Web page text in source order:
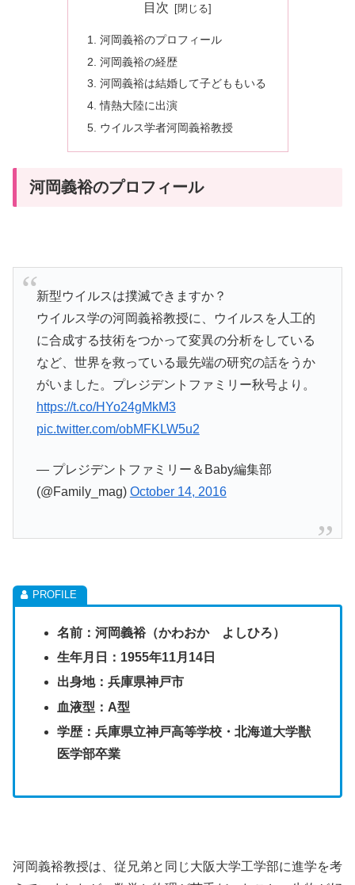
目次
河岡義裕のプロフィール
河岡義裕の経歴
河岡義裕は結婚して子どももいる
情熱大陸に出演
ウイルス学者河岡義裕教授
河岡義裕のプロフィール
新型ウイルスは撲滅できますか？
ウイルス学の河岡義裕教授に、ウイルスを人工的
に合成する技術をつかって変異の分析をしている
など、世界を救っている最先端の研究の話をうか
がいました。プレジデントファミリー秋号より。
https://t.co/HYo24gMkM3
pic.twitter.com/obMFKLW5u2
— プレジデントファミリー＆Baby編集部
(@Family_mag) October 14, 2016
名前：河岡義裕（かわおか よしひろ）
生年月日：1955年11月14日
出身地：兵庫県神戸市
血液型：A型
学歴：兵庫県立神戸高等学校・北海道大学獣
医学部卒業
河岡義裕教授は、従兄弟と同じ大阪大学工学部に進学を考